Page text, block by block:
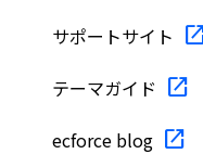
サポートサイト
テーマガイド
ecforce blog